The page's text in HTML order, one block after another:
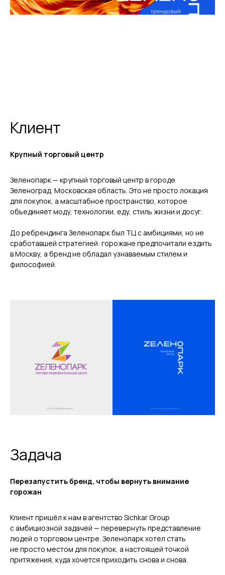
Клиент
Крупный торговый центр
Зеленопарк — крупный торговый центр в городе
Зеленоград, Московская область. Это не просто локация
для покупок, а масштабное пространство, которое
объединяет моду, технологии, еду, стиль жизни и досуг.
До ребрендинга Зеленопарк был ТЦ с амбициями, но не
сработавшей стратегией: горожане предпочитали ездить
в Москву, а бренд не обладал узнаваемым стилем и
философией.
Задача
Перезапустить бренд, чтобы вернуть внимание
горожан
Клиент пришёл к нам в агентство Sichkar Group
с амбициозной задачей — перевернуть представление
людей о торговом центре. Зеленопарк хотел стать
не просто местом для покупок, а настоящей точкой
притяжения, куда хочется приходить снова и снова.